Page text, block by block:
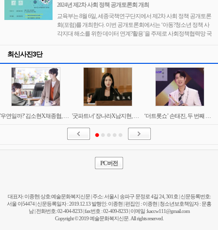
2024년 제2차 사회 정책 공개토론회 개최
교육부는 8월 6일, 세종국책연구단지에서 제2차 사회 정책 공개토론
회(포럼)를 개최한다. 이번 공개토론회에서는 ‘아동?청소년 정책 사
각지대 해소를 위한 데이터 연계?활용’을 주제로 사회정책협력망 국
최신사진3단
PC버전
대표자: 이종현| 상호:예술문화복지신문 | 주소: 서울시 송파구 문정로 4길 24, 301호 | 신문등록번호:
서울 아54474 | 신문등록일자 : 2019.12.13 발행인: 이종현 | 편집인 : 이종현 | 청소년보호책임자 : 문홍
남 | 전화번호: 02-404-8233 | fax번호 : 02-409-8233 | 이메일 :kaccw111@gmail.com
Copyright © 2019 예술문화복지신문. All rights reserved.